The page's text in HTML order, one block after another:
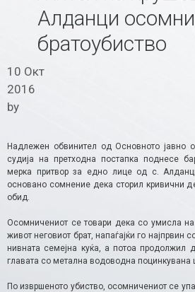
Алданци
братоубиство
10 Окт
2016
by
Надлежен обвинител од Основното јавно
судија на претходна постапка поднесе
мерка притвор за едно лице од с.
основано сомнение дека сторил кривични
обид.
Осомничениот се товари дека со умисла
живот неговиот брат, напаѓајќи го најпрвин
нивната семејна куќа, а потоа продолжил
главата со метална водоводна поцинкувана
По извршеното убиство, осомничениот се